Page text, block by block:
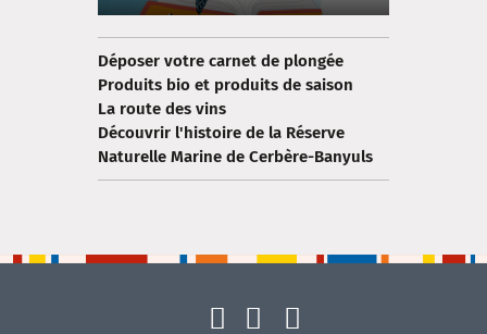
Déposer votre carnet de plongée
Produits bio et produits de saison
La route des vins
Découvrir l'histoire de la Réserve
Naturelle Marine de Cerbère-Banyuls